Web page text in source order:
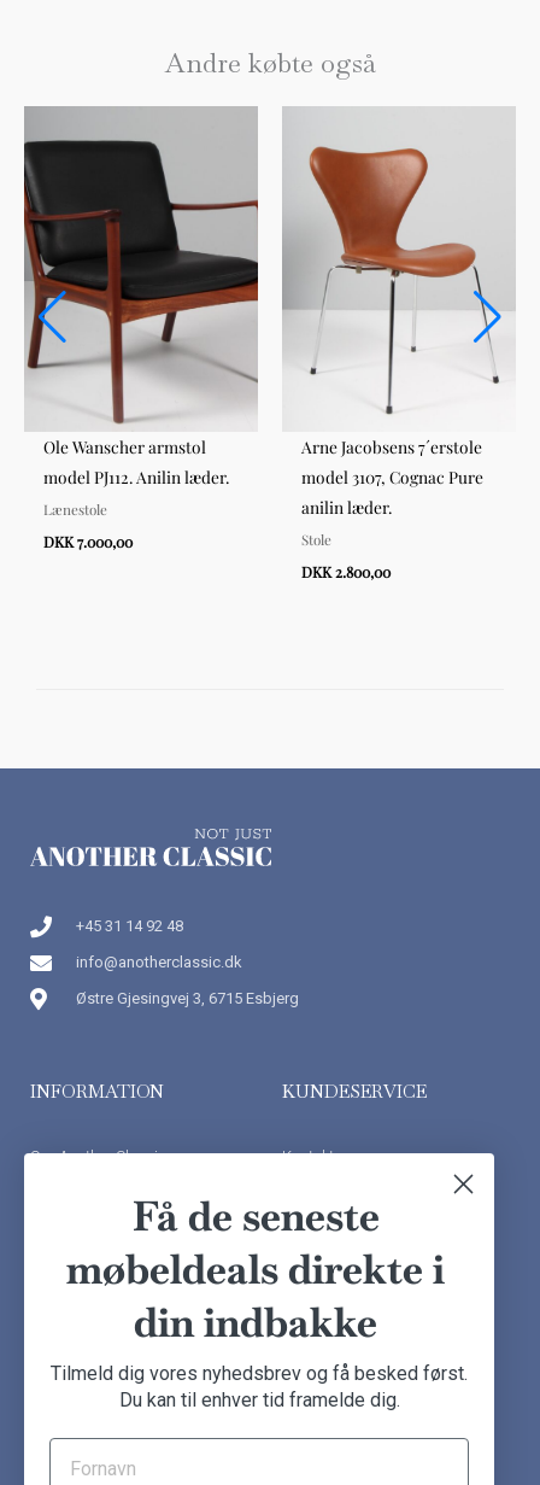
Andre købte også
Ole Wanscher armstol
model PJ112. Anilin læder.
Lænestole
DKK 7.000,00
Arne Jacobsens 7´erstole
model 3107, Cognac Pure
anilin læder.
Stole
DKK 2.800,00
+45 31 14 92 48
info@anotherclassic.dk
Østre Gjesingvej 3, 6715 Esbjerg
INFORMATION
Om Another Classic
Handelsbetingelser
KUNDESERVICE
Kontakt os
Kundeudtalelser
Besøg showroom
Få de seneste
møbeldeals direkte i
din indbakke
Tilmeld dig vores nyhedsbrev og få besked først.
Du kan til enhver tid framelde dig.